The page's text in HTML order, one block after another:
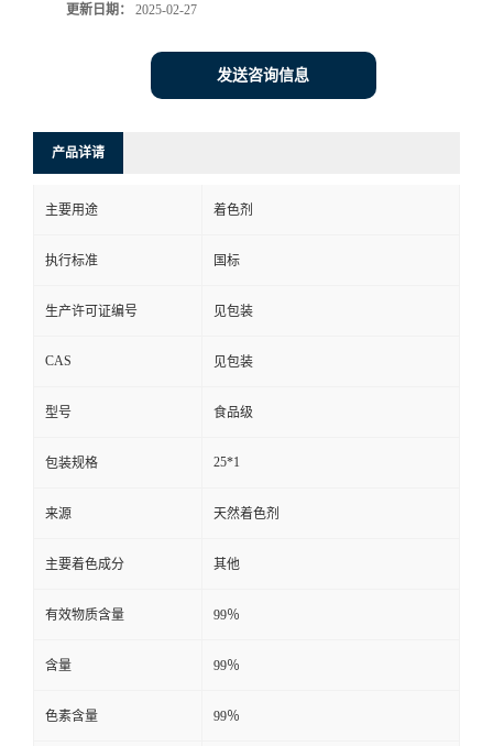
更新日期： 2025-02-27
发送咨询信息
产品详请
主要用途 着色剂
执行标准 国标
生产许可证编号 见包装
CAS 见包装
型号 食品级
包装规格 25*1
来源 天然着色剂
主要着色成分 其他
有效物质含量 99％
含量 99％
色素含量 99％